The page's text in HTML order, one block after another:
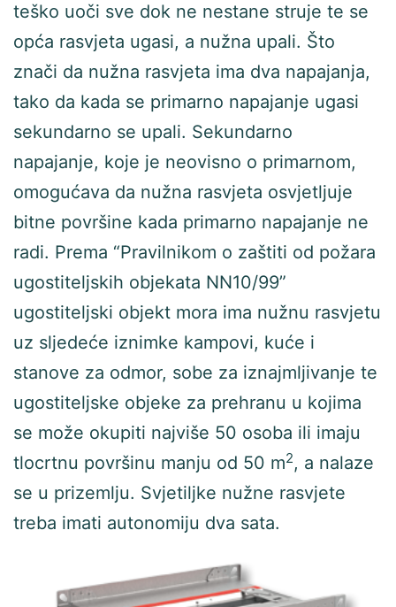
teško uoči sve dok ne nestane struje te se
opća rasvjeta ugasi, a nužna upali. Što
znači da nužna rasvjeta ima dva napajanja,
tako da kada se primarno napajanje ugasi
sekundarno se upali. Sekundarno
napajanje, koje je neovisno o primarnom,
omogućava da nužna rasvjeta osvjetljuje
bitne površine kada primarno napajanje ne
radi. Prema “Pravilnikom o zaštiti od požara
ugostiteljskih objekata NN10/99”
ugostiteljski objekt mora ima nužnu rasvjetu
uz sljedeće iznimke kampovi, kuće i
stanove za odmor, sobe za iznajmljivanje te
ugostiteljske objeke za prehranu u kojima
se može okupiti najviše 50 osoba ili imaju
tlocrtnu površinu manju od 50 m2, a nalaze
se u prizemlju. Svjetiljke nužne rasvjete
treba imati autonomiju dva sata.